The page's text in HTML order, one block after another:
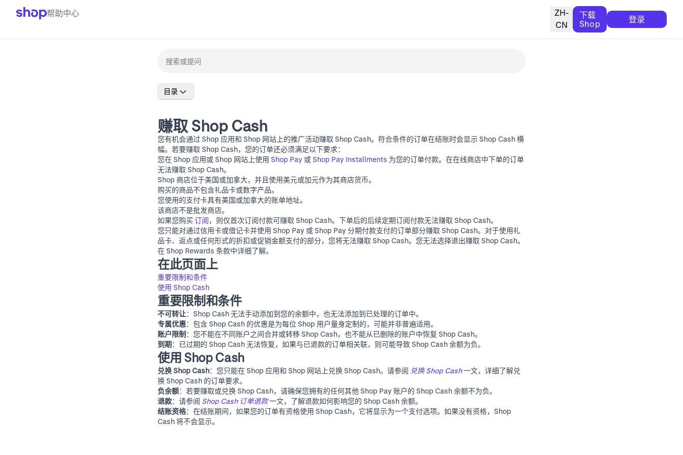
帮助中心
ZH-
CN
下载
Shop
登录
目录
赚取 Shop Cash
您有机会通过 Shop 应用和 Shop 网站 上的推广活动赚取 Shop Cash。符合条件的订单在结账时会显示 Shop Cash 横
幅。若要赚取 Shop Cash，您的订单还必须满足以下要求：
您在 Shop 应用或 Shop 网站 上使用 Shop Pay 或 Shop Pay Installments 为您的订单付款。在在线商店中下单的订单
无法赚取 Shop Cash。
Shop 商店位于美国或加拿大，并且使用美元或加元作为其商店货币。
购买的商品不包含礼品卡或数字产品。
您使用的支付卡具有美国或加拿大的账单地址。
该商店不是批发商店。
如果您购买订阅，则仅首次订阅付款可赚取 Shop Cash。下单后的后续定期订阅付款无法赚取 Shop Cash。
您只能对通过信用卡或借记卡并使用 Shop Pay 或 Shop Pay 分期付款支付的订单部分赚取 Shop Cash。对于使用礼
品卡、返点或任何形式的折扣或促销金额支付的部分，您将无法赚取 Shop Cash。您无法选择退出赚取 Shop Cash。
在 Shop Rewards 条款中详细了解。
在此页面上
重要限制和条件
使用 Shop Cash
重要限制和条件
不可转让：Shop Cash 无法手动添加到您的余额中，也无法添加到已处理的订单中。
专属优惠：包含 Shop Cash 的优惠是为每位 Shop 用户量身定制的，可能并非普遍适用。
账户限制 ：您不能在不同账户之间合并或转移 Shop Cash，也不能从已删除的账户中恢复 Shop Cash。
到期：已过期的 Shop Cash 无法恢复，如果与已退款的订单相关联，则可能导致 Shop Cash 余额为负。
使用 Shop Cash
兑换 Shop Cash：您只能在 Shop 应用和 Shop 网站 上兑换 Shop Cash。请参阅 兑换 Shop Cash一文，详细了解兑
换 Shop Cash 的订单要求。
负余额：若要赚取或兑换 Shop Cash，请确保您拥有的任何其他 Shop Pay 账户的 Shop Cash 余额不为负。
退款：请参阅 Shop Cash 订单退款一文，了解退款如何影响您的 Shop Cash 余额。
结账资格：在结账期间，如果您的订单有资格使用 Shop Cash，它将显示为一个支付选项。如果没有资格，Shop
Cash 将不会显示。